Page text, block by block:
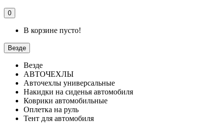
0
В корзине пусто!
Везде
Везде
АВТОЧЕХЛЫ
Авточехлы универсальные
Накидки на сиденья автомобиля
Коврики автомобильные
Оплетка на руль
Тент для автомобиля